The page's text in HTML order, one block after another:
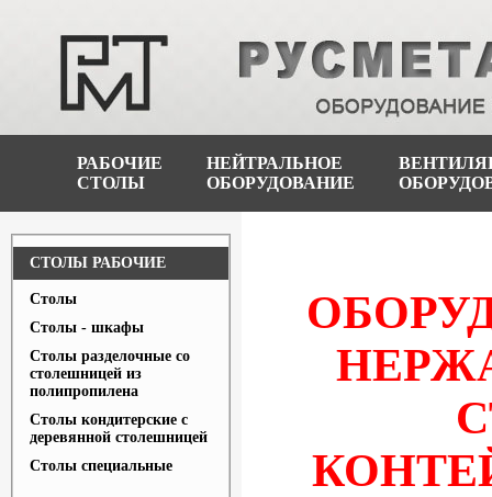
РАБОЧИЕ
СТОЛЫ
НЕЙТРАЛЬНОЕ
ОБОРУДОВАНИЕ
СТОЛЫ РАБОЧИЕ
Столы
Столы - шкафы
Столы разделочные со
столешницей из
полипропилена
Столы кондитерские с
деревянной столешницей
Столы специальные